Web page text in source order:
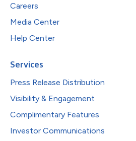
Careers
Media Center
Help Center
Services
Press Release Distribution
Visibility & Engagement
Complimentary Features
Investor Communications